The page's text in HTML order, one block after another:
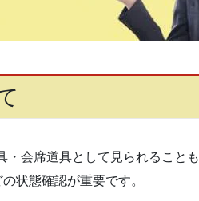
会席道具として見られること
状態確認が重要です。